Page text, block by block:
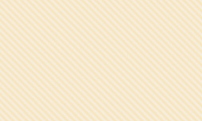
2013年10月(2)
2013年9月(4)
2013年8月(7)
2013年7月(7)
2013年6月(6)
2013年5月(13)
2013年4月(1)